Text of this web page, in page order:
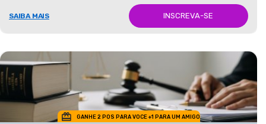
SAIBA MAIS INSCREVA-SE
GANHE 2 POS PARA VOCE +1 PARA UM AMIGO